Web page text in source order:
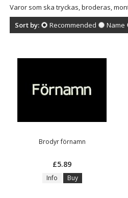
Varor som ska tryckas, broderas,
Sort by:
Recommended Name
Brodyr förnamn
£5.89
Info Buy